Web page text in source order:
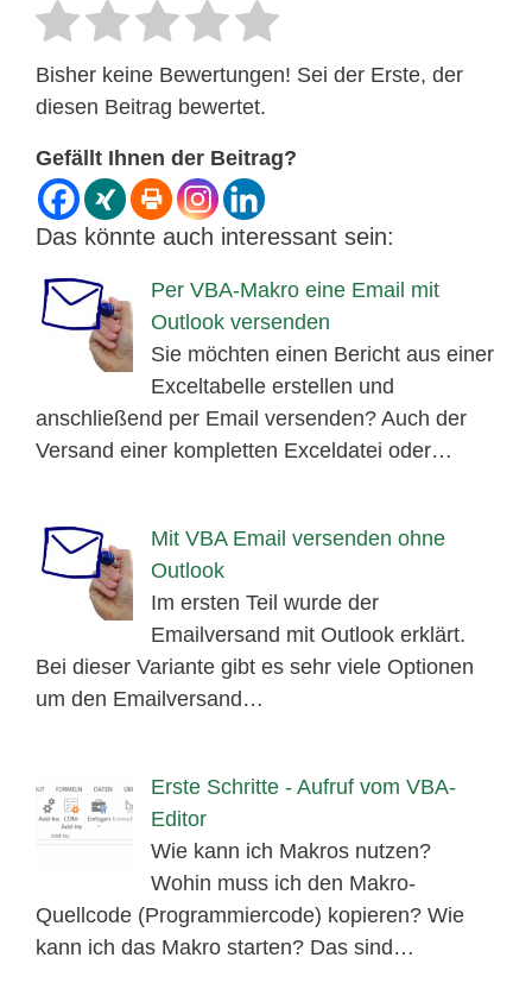
Bisher keine Bewertungen! Sei der Erste, der
diesen Beitrag bewertet.
Gefällt Ihnen der Beitrag?
Das könnte auch interessant sein:
Per VBA-Makro eine Email mit
Outlook versenden
Sie möchten einen Bericht aus einer
Exceltabelle erstellen und
anschließend per Email versenden? Auch der
Versand einer kompletten Exceldatei oder…
Mit VBA Email versenden ohne
Outlook
Im ersten Teil wurde der
Emailversand mit Outlook erklärt.
Bei dieser Variante gibt es sehr viele Optionen
um den Emailversand…
Erste Schritte - Aufruf vom VBA-
Editor
Wie kann ich Makros nutzen?
Wohin muss ich den Makro-
Quellcode (Programmiercode) kopieren? Wie
kann ich das Makro starten? Das sind…